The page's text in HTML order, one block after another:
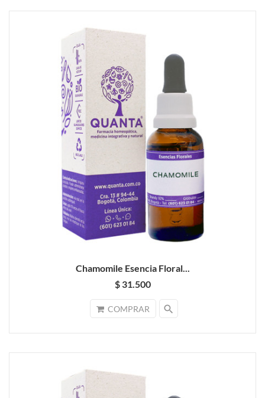
Chamomile Esencia Floral...
$ 31.500
COMPRAR search